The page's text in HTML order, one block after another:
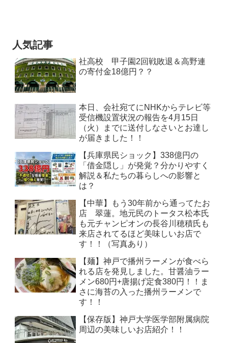
人気記事
社高校 甲子園2回戦敗退＆高野連
の寄付金18億円？？
本日、会社宛てにNHKからテレビ等
受信機設置状況の報告を4月15日
（火）までに送付しなさいとお達し
が届きました！！
【兵庫県民ショック】338億円の
「借金隠し」が発覚？分かりやすく
解説＆私たちの暮らしへの影響と
は？
【中華】もう30年前から通ってたお
店 翠蓮。地元民のトータス松本氏
も元チャンピオンの長谷川穂積氏も
来店されてるほど美味しいお店で
す！！（写真あり）
【麺】神戸で播州ラーメンが食べら
れる店を発見しました。甘醤油ラー
メン680円+唐揚げ定食380円！！ま
さに海苔の入った播州ラーメンで
す！！
【保存版】神戸大学医学部附属病院
周辺の美味しいお店紹介！！